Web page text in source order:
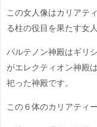
この女人像はカリアテ
る柱の役目を果たす女
パルテノン神殿はギリ
がエレクティオン神殿
祀った神殿です。
この６体のカリアティ